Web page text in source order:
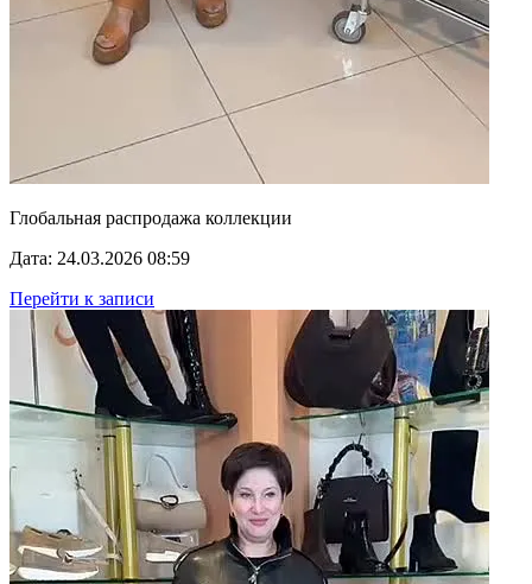
Глобальная распродажа коллекции
Дата: 24.03.2026 08:59
Перейти к записи